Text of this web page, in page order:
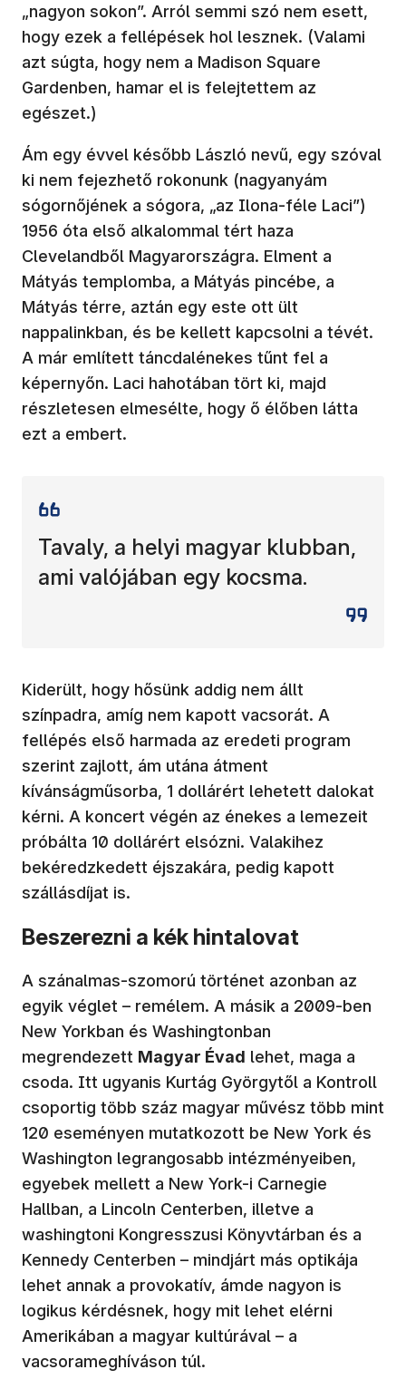
„nagyon sokon”. Arról semmi szó nem esett,
hogy ezek a fellépések hol lesznek. (Valami
azt súgta, hogy nem a Madison Square
Gardenben, hamar el is felejtettem az
egészet.)
Ám egy évvel később László nevű, egy szóval
ki nem fejezhető rokonunk (nagyanyám
sógornőjének a sógora, „az Ilona-féle Laci”)
1956 óta első alkalommal tért haza
Clevelandből Magyarországra. Elment a
Mátyás templomba, a Mátyás pincébe, a
Mátyás térre, aztán egy este ott ült
nappalinkban, és be kellett kapcsolni a tévét.
A már említett táncdalénekes tűnt fel a
képernyőn. Laci hahotában tört ki, majd
részletesen elmesélte, hogy ő élőben látta
ezt a embert.
Tavaly, a helyi magyar klubban,
ami valójában egy kocsma.
Kiderült, hogy hősünk addig nem állt
színpadra, amíg nem kapott vacsorát. A
fellépés első harmada az eredeti program
szerint zajlott, ám utána átment
kívánságműsorba, 1 dollárért lehetett dalokat
kérni. A koncert végén az énekes a lemezeit
próbálta 10 dollárért elsózni. Valakihez
bekéredzkedett éjszakára, pedig kapott
szállásdíjat is.
Beszerezni a kék hintalovat
A szánalmas-szomorú történet azonban az
egyik véglet – remélem. A másik a 2009-ben
New Yorkban és Washingtonban
megrendezett Magyar Évad lehet, maga a
csoda. Itt ugyanis Kurtág Györgytől a Kontroll
csoportig több száz magyar művész több mint
120 eseményen mutatkozott be New York és
Washington legrangosabb intézményeiben,
egyebek mellett a New York-i Carnegie
Hallban, a Lincoln Centerben, illetve a
washingtoni Kongresszusi Könyvtárban és a
Kennedy Centerben – mindjárt más optikája
lehet annak a provokatív, ámde nagyon is
logikus kérdésnek, hogy mit lehet elérni
Amerikában a magyar kultúrával – a
vacsorameghíváson túl.